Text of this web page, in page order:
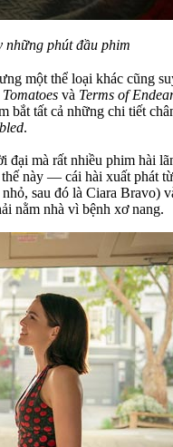
những phút đầu phim
một thể loại khác cũng
và Terms of
bắt tất cả những chi tiết
.
mà rất nhiều phim hài
này — cái hài xuất phát
sau đó là Ciara
nằm nhà vì bệnh xơ nang.